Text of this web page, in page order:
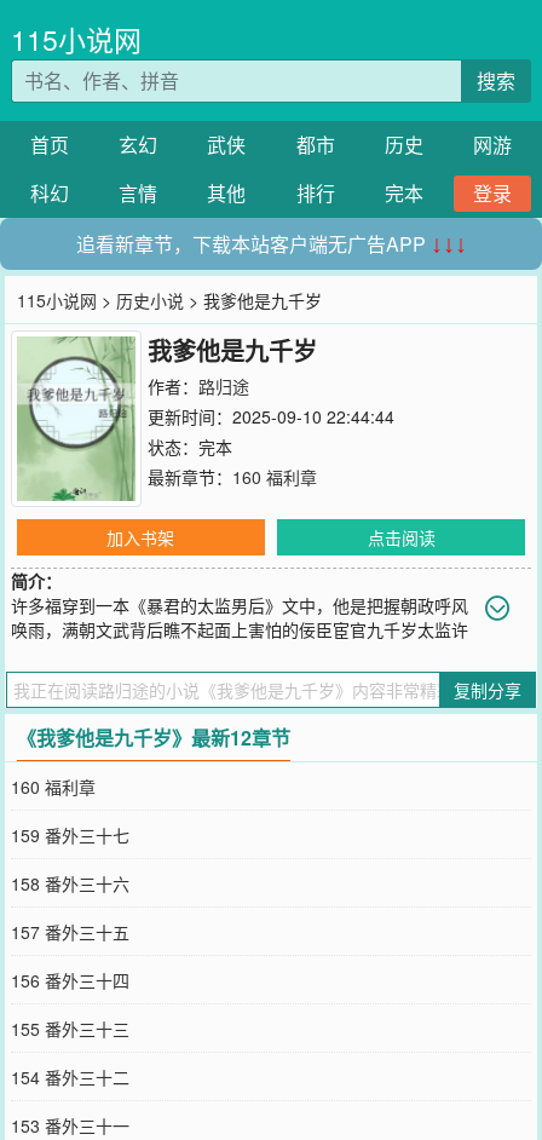
115小说网
搜索
首页 玄幻 武侠 都市 历史
网游
科幻
言情 其他 排行 完本
登录
追看新章节，下载本站客户端无广告APP ↓↓↓
115小说网 > 历史小说 > 我爹他是九千岁
我爹他是九千岁
作者： 路归途
更新时间：2025-09-10 22:44:44
状态：完本
最新章节： 160 福利章
加入书架
点击阅读
简介：
许多福穿到一本《暴君的太监男后》文中，他是把握朝政呼风
唤雨，满朝文武背后瞧不起面上害怕的佞臣宦官九千岁太监许
路子。还是那种死很惨下场。——等等，剧情他还有救。暴君皇帝是
他爹的恋爱脑。九千岁死了，暴君疯了，国家完了。——再等等，原
来他是他爹亲生的？啊？啊！！！太监、亲、生、的、他？！他爹跟
谁生的？许多福目光恍恍惚惚看向了暴君。原来我是亲生的啊。那他
爹不死，国家不完，孤的好日子还多着捏。-双CP，美丽疯狗攻X憨憨
愣子受(父母线）崽和小竹马（儿子线）入V通知：19章，10月12号
V，当天万字谢谢大家支持阅读须知：①太监文，生子文。崽爹是真太
监。②暴君和九千岁的养崽日常，一家三口都不正常。③主崽视角，
各方视角都写。④团宠，日常文。-2024-3-30
您要是觉得《 我爹他是九千岁
博微信里的朋友推荐哦！
复制分享
《我爹他是九千岁》最新12章节
160 福利章
159 番外三十七
158 番外三十六
157 番外三十五
156 番外三十四
155 番外三十三
154 番外三十二
153 番外三十一